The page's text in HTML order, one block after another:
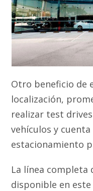
Otro beneficio de
localización,
realizar test
vehículos y
estacionamiento
La línea completa
disponible en